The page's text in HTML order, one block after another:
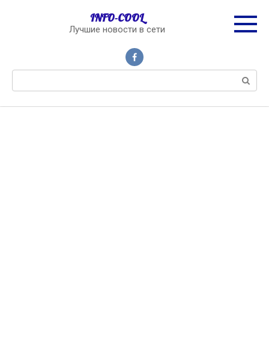
INFO-COOL
Лучшие новости в сети